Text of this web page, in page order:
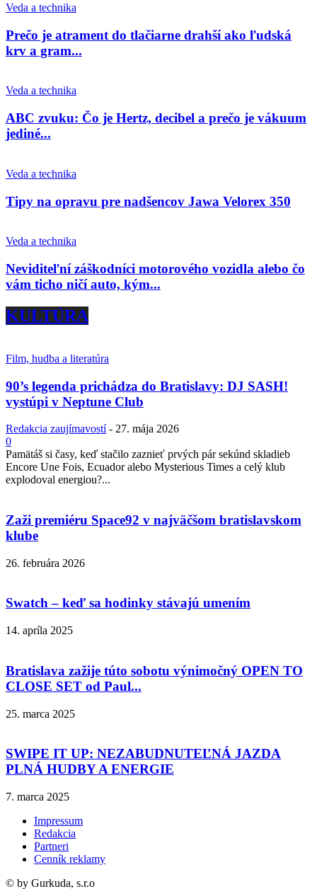
Veda a technika
Prečo je atrament do tlačiarne drahší ako ľudská
krv a gram...
Veda a technika
ABC zvuku: Čo je Hertz, decibel a prečo je vákuum
jediné...
Veda a technika
Tipy na opravu pre nadšencov Jawa Velorex 350
Veda a technika
Neviditeľní záškodníci motorového vozidla alebo čo
vám ticho ničí auto, kým...
KULTÚRA
Film, hudba a literatúra
90’s legenda prichádza do Bratislavy: DJ SASH!
vystúpi v Neptune Club
Redakcia zaujímavostí - 27. mája 2026
0
Pamätáš si časy, keď stačilo zaznieť prvých pár sekúnd skladieb
Encore Une Fois, Ecuador alebo Mysterious Times a celý klub
explodoval energiou?...
Zaži premiéru Space92 v najväčšom bratislavskom
klube
26. februára 2026
Swatch – keď sa hodinky stávajú umením
14. apríla 2025
Bratislava zažije túto sobotu výnimočný OPEN TO
CLOSE SET od Paul...
25. marca 2025
SWIPE IT UP: NEZABUDNUTEĽNÁ JAZDA
PLNÁ HUDBY A ENERGIE
7. marca 2025
Impressum
Redakcia
Partneri
Cenník reklamy
© by Gurkuda, s.r.o